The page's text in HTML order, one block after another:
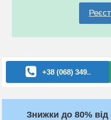
+38 (068) 349..
Знижки до 80% від